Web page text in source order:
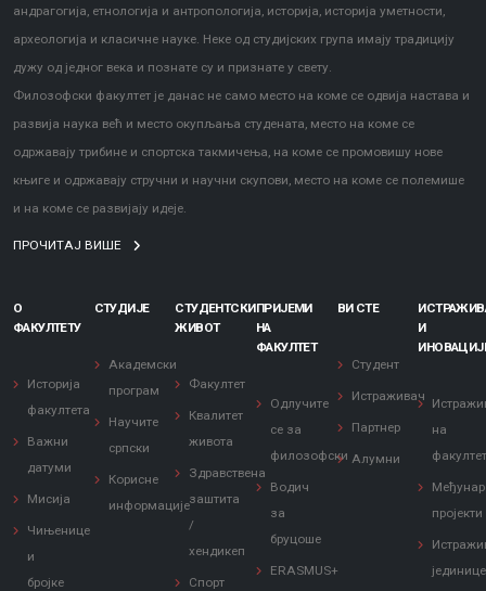
андрагогија, етнологија и антропологија, историја, историја уметности,
археологија и класичне науке. Неке од студијских група имају традицију
дужу од једног века и познате су и признате у свету.
Филозофски факултет је данас не само место на коме се одвија настава и
развија наука већ и место окупљања студената, место на коме се
одржавају трибине и спортска такмичења, на коме се промовишу нове
књиге и одржавају стручни и научни скупови, место на коме се полемише
и на коме се развијају идеје.
ПРОЧИТАЈ ВИШЕ
О
ФАКУЛТЕТУ
Историја
факултета
Важни
датуми
Мисија
Чињенице
и
бројке
СТУДИЈЕ
Академски
програм
Научите
српски
Корисне
информације
СТУДЕНТСКИ
ЖИВОТ
Факултет
Квалитет
живота
Здравствена
заштита
/
хендикеп
Спорт
ПРИЈЕМИ
НА
ФАКУЛТЕТ
Одлучите
се за
филозофски
Водич
за
бруцоше
ERASMUS+
ВИ СТЕ
Студент
Истраживач
Партнер
Алумни
И
на
пројекти
јединице